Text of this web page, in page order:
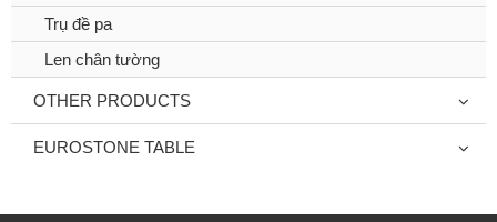
Trụ đề pa
Len chân tường
OTHER PRODUCTS
EUROSTONE TABLE